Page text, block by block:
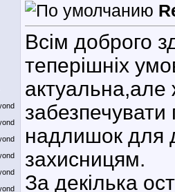
Всім доброго
теперішніх
актуальна,але
надлишок для
захисницям.
За декілька